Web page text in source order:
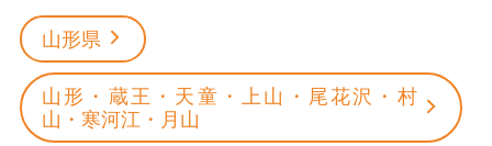
山形県
山形・蔵王・天童・上山・尾花沢・村
山・寒河江・月山